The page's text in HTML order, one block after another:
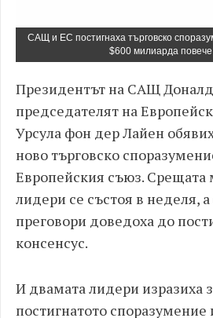
САЩ и ЕС постигнаха търговско
$600 милиарда
Президентът на САЩ
председателят на
Урсула фон дер Лайен
ново търговско
Европейския съюз.
лидери се състоя в неделя,
преговори доведоха до
консенсус.
И двамата лидери изразиха
постигнатото споразумение